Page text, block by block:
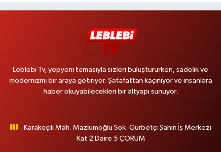
Leblebi Tv, yepyeni temasıyla sizleri buluştururken, sadelik ve
modernizmi bir araya getiriyor. Şatafattan kaçınıyor ve insanlara
haber okuyabilecekleri bir altyapı sunuyor.
Karakeçili Mah. Mazlumoğlu Sok. Gurbetçi Şahin İş Merkezi
Kat 2 Daire 5 ÇORUM